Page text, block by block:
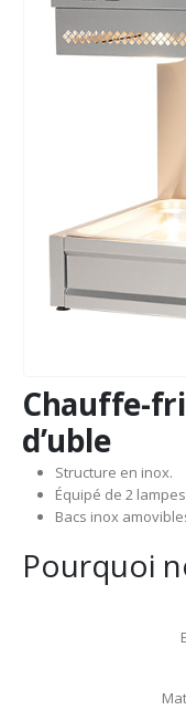
Chauffe-
d’uble
Structure en inox.
Équipé de 2
Bacs inox
Pourquoi